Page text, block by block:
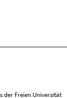
der Freien Universität